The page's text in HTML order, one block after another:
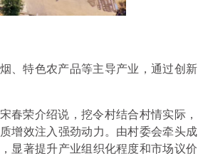
、特色农产品等主导产业，通过创新
春荣介绍说，挖令村结合村情实际，
增效注入强劲动力。由村委会牵头成
显著提升产业组织化程度和市场议价